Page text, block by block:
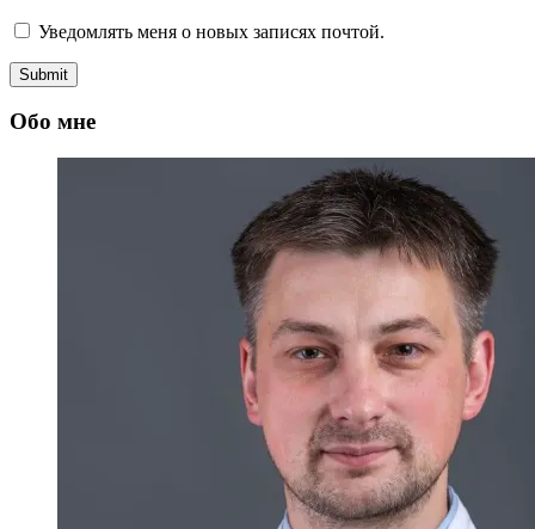
Уведомлять меня о новых записях почтой.
Обо мне